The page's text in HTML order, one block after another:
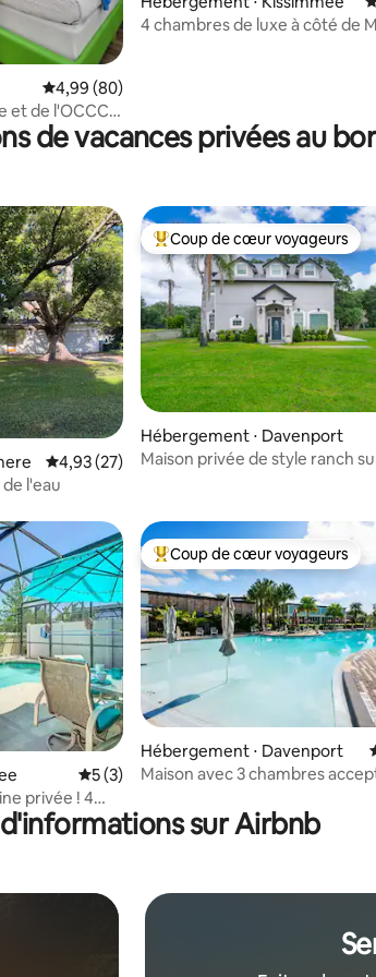
Évaluation moyenne sur la base de 80
4,99 (80)
et de l'OCCC |
4 chambres de luxe à côté de
de vacances privées au
: 4,97 sur 5
Évaluation moyenne sur la base de 27
4,93 (27)
l'eau
Coups de cœur voyageurs les
Coup de cœur voyageurs
Hébergement ⋅ Davenport
Maison privée de style ranch
commentaires : 5 sur 5
Évaluation moyenne sur la base de 3
5 (3)
privée ! 4
Coups de cœur voyageurs les
Coup de cœur voyageurs
Hébergement ⋅ Davenport
Maison avec 3 chambres
d'informations sur Airbnb